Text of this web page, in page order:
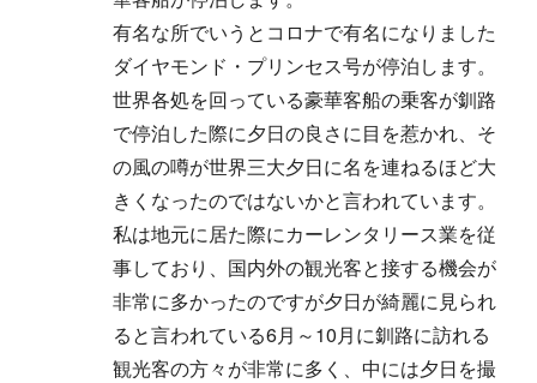
有名な所でいうとコロナで有名になりました
ダイヤモンド・プリンセス号が停泊します。
世界各処を回っている豪華客船の乗客が釧路
で停泊した際に夕日の良さに目を惹かれ、そ
の風の噂が世界三大夕日に名を連ねるほど大
きくなったのではないかと言われています。
私は地元に居た際にカーレンタリース業を従
事しており、国内外の観光客と接する機会が
非常に多かったのですが夕日が綺麗に見られ
ると言われている6月～10月に釧路に訪れる
観光客の方々が非常に多く、中には夕日を撮